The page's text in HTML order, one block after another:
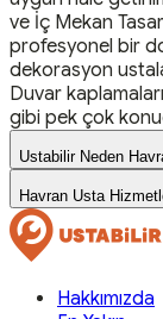
ve İç Mekan
profesyonel bir
dekorasyon
Duvar
gibi pek çok
Ustabilir Neden
Havran Usta
Hakkımızda